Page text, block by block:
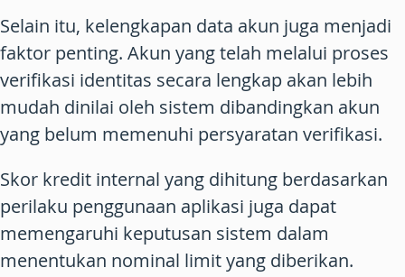
Selain itu, kelengkapan data akun juga menjadi
faktor penting. Akun yang telah melalui proses
verifikasi identitas secara lengkap akan lebih
mudah dinilai oleh sistem dibandingkan akun
yang belum memenuhi persyaratan verifikasi.
Skor kredit internal yang dihitung berdasarkan
perilaku penggunaan aplikasi juga dapat
memengaruhi keputusan sistem dalam
menentukan nominal limit yang diberikan.